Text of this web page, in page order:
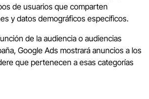
de usuarios que comparten
y datos demográficos específicos.
de la audiencia o audiencias
Google Ads mostrará anuncios a los
que pertenecen a esas categorías